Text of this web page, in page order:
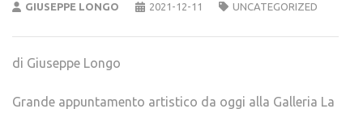
GIUSEPPE LONGO 2021-12-11 UNCATEGORIZED
di Giuseppe Longo
Grande appuntamento artistico da oggi alla Galleria La